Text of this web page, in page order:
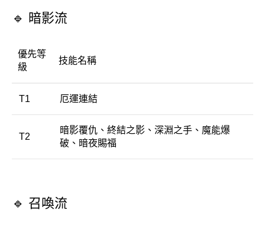
🔹 暗影流
優先等
級
技能名稱
T1 厄運連結
T2
暗影覆仇、終結之影、深淵之手、魔能爆
破、暗夜賜福
🔹 召喚流